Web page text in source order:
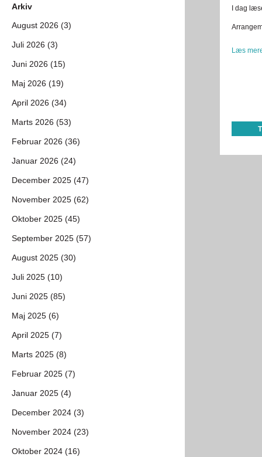
I dag
Læs
Arkiv
August 2026 (3)
Juli 2026 (3)
Juni 2026 (15)
Maj 2026 (19)
April 2026 (34)
Marts 2026 (53)
Februar 2026 (36)
Januar 2026 (24)
December 2025 (47)
November 2025 (62)
Oktober 2025 (45)
September 2025 (57)
August 2025 (30)
Juli 2025 (10)
Juni 2025 (85)
Maj 2025 (6)
April 2025 (7)
Marts 2025 (8)
Februar 2025 (7)
Januar 2025 (4)
December 2024 (3)
November 2024 (23)
Oktober 2024 (16)